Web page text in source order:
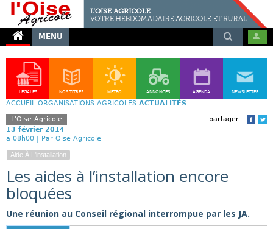
MENU
LÉGALES NOS TITRES MÉTÉO ANNONCES AGENDA NEWSLETTER
ACCUEIL ORGANISATIONS AGRICOLES ACTUALITÉS
partager :
L'Oise Agricole
13 février 2014
a 08h00 | Par Oise Agricole
Aide À L'installation
Les aides à l’installation encore
bloquées
Une réunion au Conseil régional interrompue par les JA.